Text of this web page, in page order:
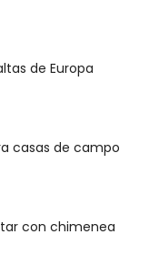
de Europa
casas de campo
con chimenea